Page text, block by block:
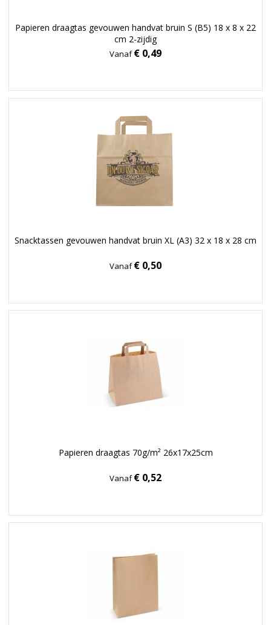
Papieren draagtas gevouwen handvat bruin S (B5) 18 x 8 x 22
cm 2-zijdig
Vanaf€ 0,49
Snacktassen gevouwen handvat bruin XL (A3) 32 x 18 x 28 cm
Vanaf€ 0,50
Papieren draagtas 70g/m² 26x17x25cm
Vanaf€ 0,52